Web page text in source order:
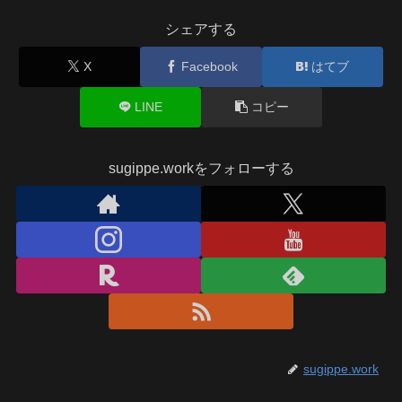
シェアする
X Facebook はてブ
LINE コピー
sugippe.workをフォローする
sugippe.work